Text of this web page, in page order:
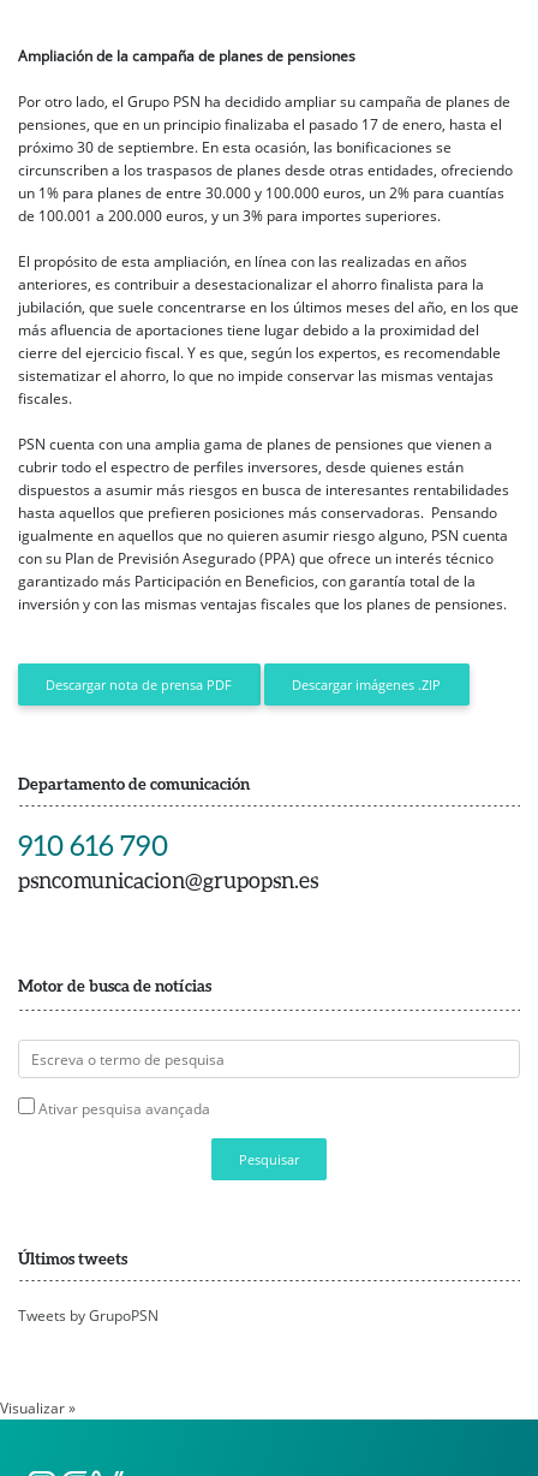
Ampliación de la campaña de planes de pensiones
Por otro lado, el Grupo PSN ha decidido ampliar su campaña de planes de
pensiones, que en un principio finalizaba el pasado 17 de enero, hasta el
próximo 30 de septiembre. En esta ocasión, las bonificaciones se
circunscriben a los traspasos de planes desde otras entidades, ofreciendo
un 1% para planes de entre 30.000 y 100.000 euros, un 2% para cuantías
de 100.001 a 200.000 euros, y un 3% para importes superiores.
El propósito de esta ampliación, en línea con las realizadas en años
anteriores, es contribuir a desestacionalizar el ahorro finalista para la
jubilación, que suele concentrarse en los últimos meses del año, en los que
más afluencia de aportaciones tiene lugar debido a la proximidad del
cierre del ejercicio fiscal. Y es que, según los expertos, es recomendable
sistematizar el ahorro, lo que no impide conservar las mismas ventajas
fiscales.
PSN cuenta con una amplia gama de planes de pensiones que vienen a
cubrir todo el espectro de perfiles inversores, desde quienes están
dispuestos a asumir más riesgos en busca de interesantes rentabilidades
hasta aquellos que prefieren posiciones más conservadoras. Pensando
igualmente en aquellos que no quieren asumir riesgo alguno, PSN cuenta
con su Plan de Previsión Asegurado (PPA) que ofrece un interés técnico
garantizado más Participación en Beneficios, con garantía total de la
inversión y con las mismas ventajas fiscales que los planes de pensiones.
Descargar nota de prensa PDF Descargar imágenes .ZIP
Departamento de comunicación
910 616 790
psncomunicacion@grupopsn.es
Motor de busca de notícias
Ativar pesquisa avançada
Pesquisar
Últimos tweets
Tweets by GrupoPSN
Visualizar »